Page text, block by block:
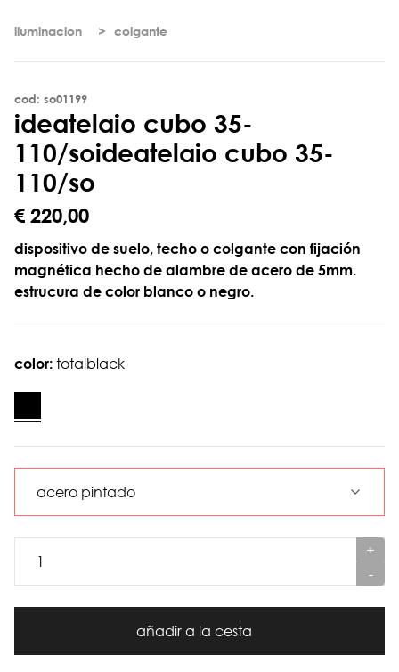
iluminacion colgante
cod: so01199
ideatelaio cubo 35-
1 10/soideatelaio cubo 35-
110/so
€ 220,00
dispositivo de suelo, techo o colgante con fijación
magnética hecho de alambre de acero de 5mm.
estrucura de color blanco o negro.
color: totalblack
+
-
añadir a la cesta